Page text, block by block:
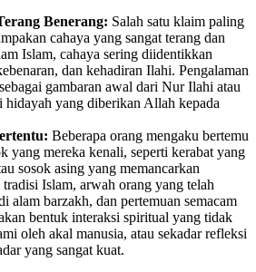
Benerang: Salah satu klaim paling
cahaya yang sangat terang dan
Islam, cahaya sering diidentikkan
dan kehadiran Ilahi. Pengalaman
gambaran awal dari Nur Ilahi atau
hidayah yang diberikan Allah kepada
Beberapa orang mengaku bertemu
yang mereka kenali, seperti kerabat yang
sosok asing yang memancarkan
Islam, arwah orang yang telah
alam barzakh, dan pertemuan semacam
bentuk interaksi spiritual yang tidak
oleh akal manusia, atau sekadar refleksi
yang sangat kuat.